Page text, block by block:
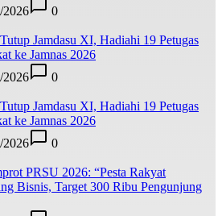
2026
0
Jamdasu XI, Hadiahi 19 Petugas
ke Jamnas 2026
2026
0
Jamdasu XI, Hadiahi 19 Petugas
ke Jamnas 2026
2026
0
PRSU 2026: “Pesta Rakyat
Bisnis, Target 300 Ribu Pengunjung